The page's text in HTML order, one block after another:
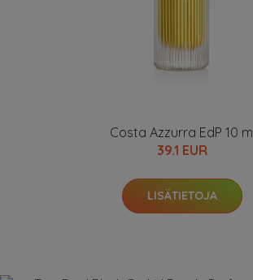
Costa Azzurra EdP 10 ml
39.1 EUR
LISÄTIETOJA